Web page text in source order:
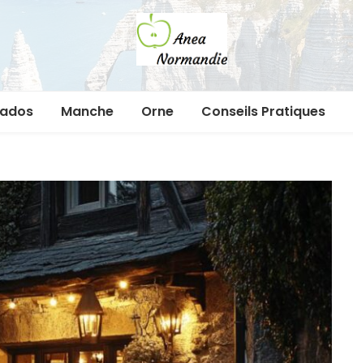
Anea
Le blog 100% normand
Manche Orne Conseils Pratiques